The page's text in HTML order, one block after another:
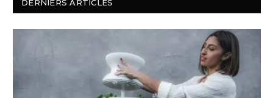
DERNIERS ARTICLES